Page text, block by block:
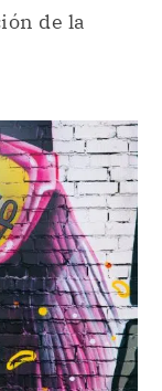
de la